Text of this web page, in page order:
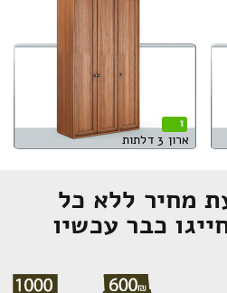
1
ארון 3 דלתות
מחיר ללא כל
כבר עכשיו